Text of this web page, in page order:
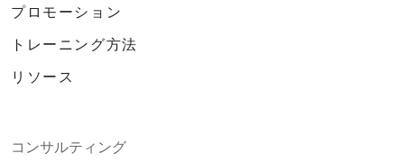
プロモーション
トレーニング方法
リソース
コンサルティング